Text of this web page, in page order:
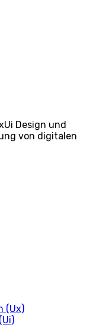
Design und
von digitalen
(Ux)